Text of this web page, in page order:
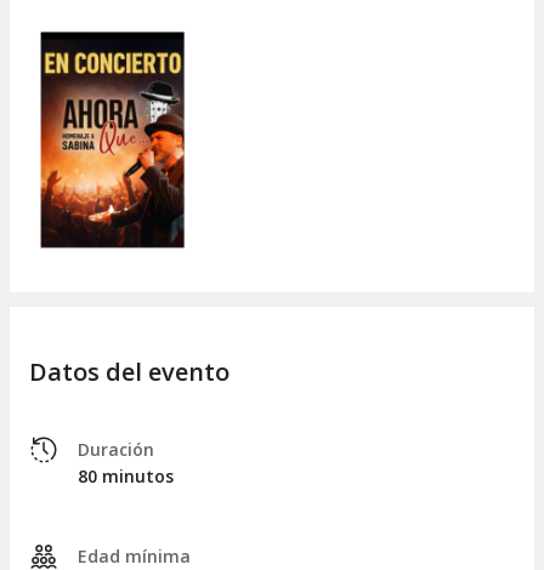
Datos del evento
Duración
80 minutos
Edad mínima